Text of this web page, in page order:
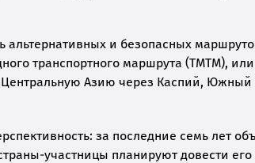
альтернативных и безопасных
транспортного маршрута (ТМТМ), или
Центральную Азию через Каспий, Южный
за последние семь лет
участницы планируют довести его